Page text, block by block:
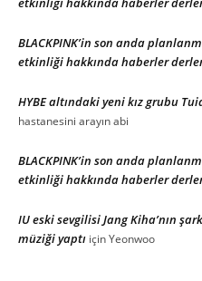
BLACKPINK’in son anda
etkinliği hakkında haberler
HYBE altındaki yeni kız grubu
hastanesini arayın abi
BLACKPINK’in son anda
etkinliği hakkında haberler
IU eski sevgilisi Jang Kiha’nın
müziği yaptı içinYeonwoo